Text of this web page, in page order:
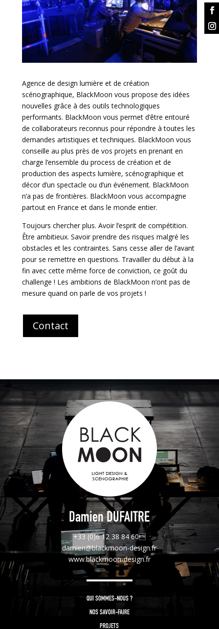
Agence de design lumière et de création
scénographique, BlackMoon vous propose des idées
nouvelles grâce à des outils technologiques
performants. BlackMoon vous permet d’être entouré
de collaborateurs reconnus pour répondre à toutes les
demandes artistiques et techniques. BlackMoon vous
conseille au plus près de vos projets en prenant en
charge l’ensemble du process de création et de
production des aspects lumière, scénographique et
décor d’un spectacle ou d’un événement. BlackMoon
n’a pas de frontières. BlackMoon vous accompagne
partout en France et dans le monde entier.
Toujours chercher plus. Avoir l’esprit de compétition.
Être ambitieux. Savoir prendre des risques malgré les
obstacles et les contraintes. Sans cesse aller de l’avant
pour se remettre en questions. Travailler du début à la
fin avec cette même force de conviction, ce goût du
challenge ! Les ambitions de BlackMoon n’ont pas de
mesure quand on parle de vos projets !
Contact
Damien DUFAITRE
+33 (0)6 12 38 84 60
damien@blackmoon-design.fr
www.blackmoon-design.fr
QUI SOMMES-NOUS ?
NOS SAVOIR-FAIRE
PROJETS